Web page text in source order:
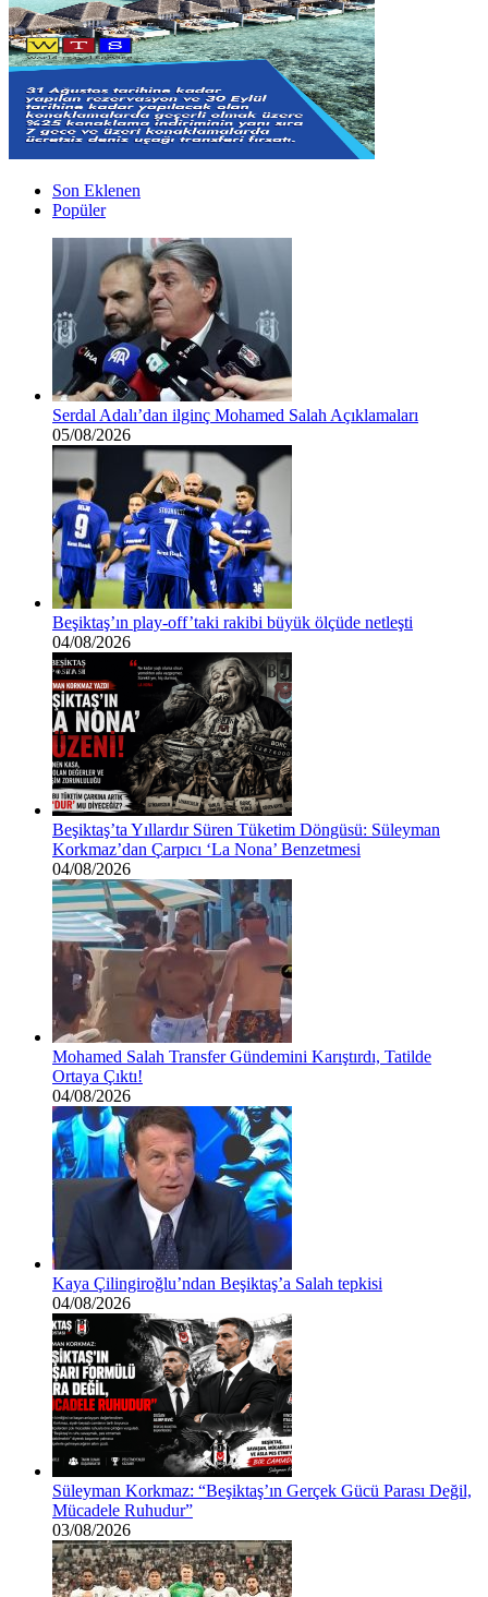
Son Eklenen
Popüler
Serdal Adalı’dan ilginç Mohamed Salah Açıklamaları
05/08/2026
Beşiktaş’ın play-off’taki rakibi büyük ölçüde netleşti
04/08/2026
Beşiktaş’ta Yıllardır Süren Tüketim Döngüsü: Süleyman
Korkmaz’dan Çarpıcı ‘La Nona’ Benzetmesi
04/08/2026
Mohamed Salah Transfer Gündemini Karıştırdı, Tatilde
Ortaya Çıktı!
04/08/2026
Kaya Çilingiroğlu’ndan Beşiktaş’a Salah tepkisi
04/08/2026
Süleyman Korkmaz: “Beşiktaş’ın Gerçek Gücü Parası Değil,
Mücadele Ruhudur”
03/08/2026